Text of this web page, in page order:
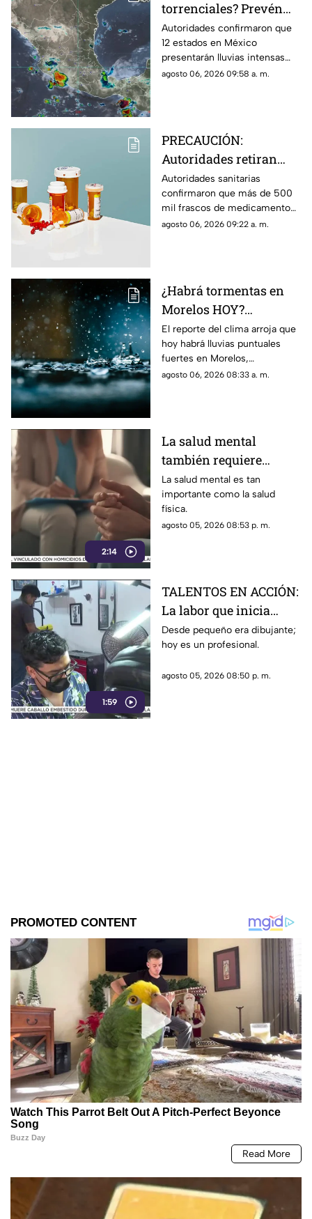
torrenciales? Prevén
lluvias intensas en 12
estados de México HOY;
Morelos se encuentra
en la lista
Autoridades confirmaron que
12 estados en México
presentarán lluvias intensas
hoy jueves 6 de agosto de
agosto 06, 2026 09:58 a. m.
PRECAUCIÓN:
Autoridades retiran
más de 500 mil frascos
de medicamento para
la presión arterial que
podría desarrollar
Autoridades sanitarias
confirmaron que más de 500
mil frascos de medicamento
para la hipertensión fuero
agosto 06, 2026 09:22 a. m.
¿Habrá tormentas en
Morelos HOY?
Pronostican lluvias
puntuales fuertes con
descargas eléctricas en
estos municipios
El reporte del clima arroja que
hoy habrá lluvias puntuales
fuertes en Morelos,
acompañadas de actividad
agosto 06, 2026 08:33 a. m.
2:14
La salud mental
también requiere
atención
La salud mental es tan
importante como la salud
física.
agosto 05, 2026 08:53 p. m.
1:59
TALENTOS EN ACCIÓN:
La labor que inicia
desde la creatividad
Desde pequeño era dibujante;
hoy es un profesional.
agosto 05, 2026 08:50 p. m.